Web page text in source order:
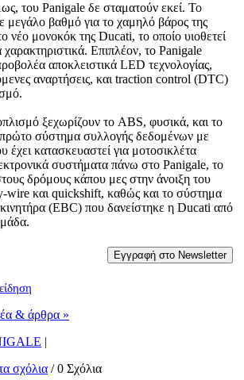
του Panigale δε σταματούν εκεί. Το
μεγάλο βαθμό για το χαμηλό βάρος της
νέο μονοκόκ της Ducati, το οποίο υιοθετεί
χαρακτηριστικά. Επιπλέον, το Panigale
αποκλειστικά LED τεχνολογίας,
αναρτήσεις, και traction control (DTC)
ξεχωρίζουν το ABS, φυσικά, και το
σύστημα συλλογής δεδομένων με
κατασκευαστεί για μοτοσικλέτα
συστήματα πάνω στο Panigale, το
δρόμους κάπου μες στην άνοιξη του
wire και quickshift, καθώς και το σύστημα
(EBC) που δανείστηκε η Ducati από
& άρθρα »
|
σχόλια / 0 Σχόλια